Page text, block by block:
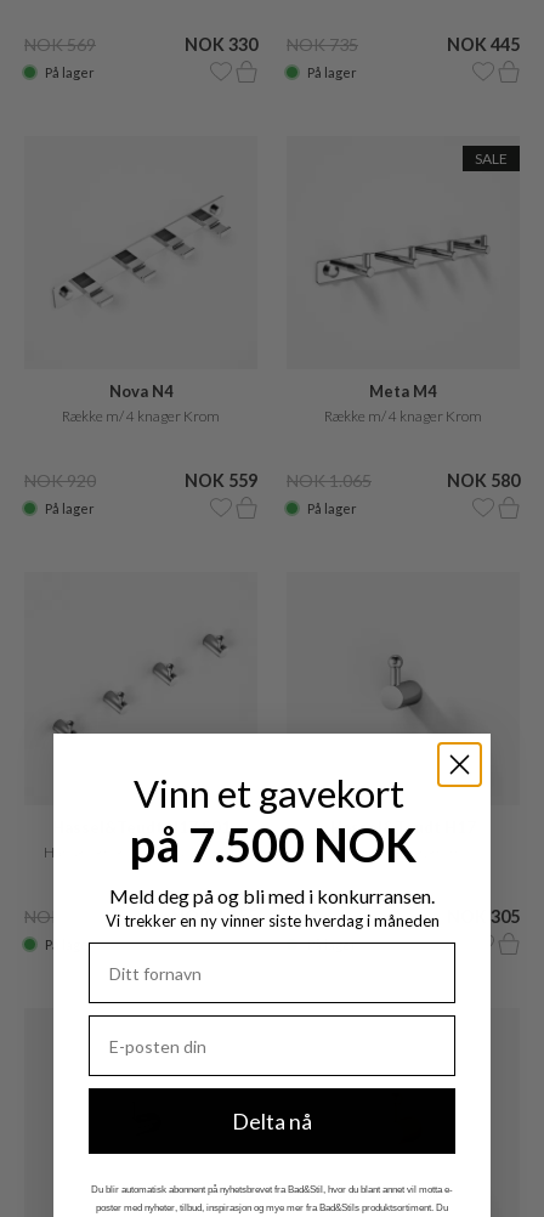
NOK 569 NOK 330
På lager
NOK 735 NOK 445
På lager
Nova N4
Række m/ 4 knager Krom
NOK 920 NOK 559
På lager
SALE
Meta M4
Række m/ 4 knager Krom
NOK 1.065 NOK 580
På lager
Hassel&Teudt H17 S01
Håndklekrok (sett med 4) Krom
NOK 2.140 NOK 1.155
På lager
Hassel&Teudt H17
Håndklekrok, krom
NOK 540 NOK 305
På lager
Vinn et gavekort
på 7.500 NOK
Meld deg på og bli med i konkurransen.
Vi trekker en ny vinner siste hverdag i måneden
Delta nå
Du blir automatisk abonnent på nyhetsbrevet fra Bad&Stil, hvor du blant annet vil motta e-
poster med nyheter, tilbud, inspirasjon og mye mer fra Bad&Stils produktsortiment. Du